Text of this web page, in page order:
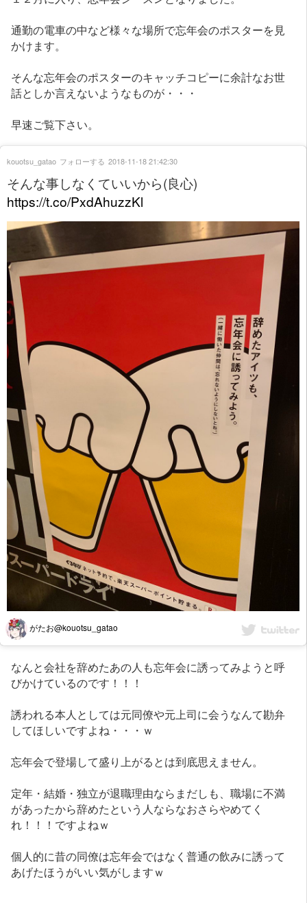
通勤の電車の中など様々な場所で忘年会のポスターを見
かけます。
そんな忘年会のポスターのキャッチコピーに余計なお世
話としか言えないようなものが・・・
早速ご覧下さい。
そんな事しなくていいから(良心)
https://t.co/PxdAhuzzKl
がたお@kouotsu_gatao
kouotsu_gatao フォローする 2018-11-18 21:42:30
なんと会社を辞めたあの人も忘年会に誘ってみようと呼
びかけているのです！！！
誘われる本人としては元同僚や元上司に会うなんて勘弁
してほしいですよね・・・ｗ
忘年会で登場して盛り上がるとは到底思えません。
定年・結婚・独立が退職理由ならまだしも、職場に不満
があったから辞めたという人ならなおさらやめてく
れ！！！ですよねｗ
個人的に昔の同僚は忘年会ではなく普通の飲みに誘って
あげたほうがいい気がしますｗ